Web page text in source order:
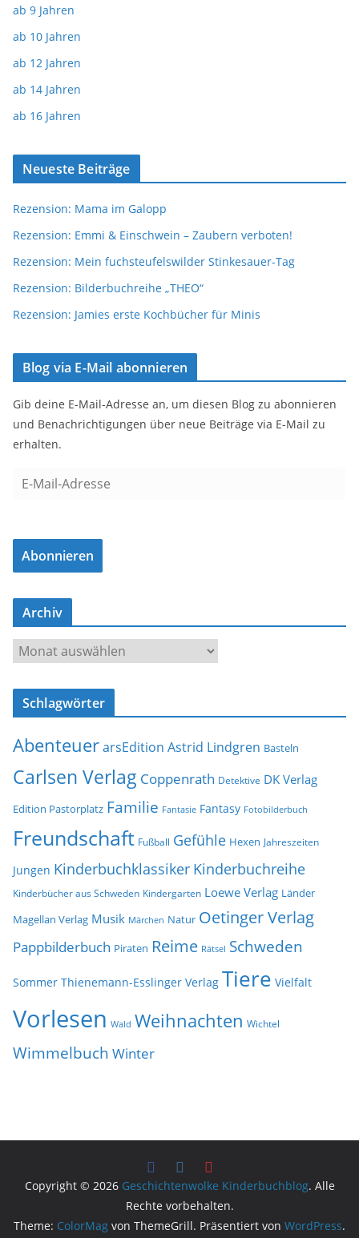
ab 9 Jahren
ab 10 Jahren
ab 12 Jahren
ab 14 Jahren
ab 16 Jahren
Neueste Beiträge
Rezension: Mama im Galopp
Rezension: Emmi & Einschwein – Zaubern verboten!
Rezension: Mein fuchsteufelswilder Stinkesauer-Tag
Rezension: Bilderbuchreihe „THEO“
Rezension: Jamies erste Kochbücher für Minis
Blog via E-Mail abonnieren
Gib deine E-Mail-Adresse an, um diesen Blog zu abonnieren
und Benachrichtigungen über neue Beiträge via E-Mail zu
erhalten.
a
l
-
d
s
e
Abonnieren
Archiv
r
c
v
Schlagwörter
AbenteuerarsEdition Astrid Lindgren Basteln
Carlsen Verlag Coppenrath Detektive DK Verlag
Edition Pastorplatz Familie Fantasie Fantasy Fotobilderbuch
Freundschaft Fußball Gefühle Hexen Jahreszeiten
Jungen Kinderbuchklassiker Kinderbuchreihe
Kinderbücher aus Schweden Kindergarten Loewe Verlag Länder
Magellan Verlag Musik Märchen Natur Oetinger Verlag
Pappbilderbuch Piraten Reime Rätsel Schweden
Sommer Thienemann-Esslinger Verlag Tiere Vielfalt
Vorlesen Wald Weihnachten Wichtel
Wimmelbuch Winter
Copyright © 2026 Geschichtenwolke Kinderbuchblog. Alle
Rechte vorbehalten.
Theme: ColorMag von ThemeGrill. Präsentiert von WordPress.